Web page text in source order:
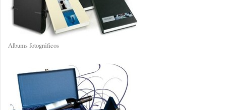
Albums fotográficos